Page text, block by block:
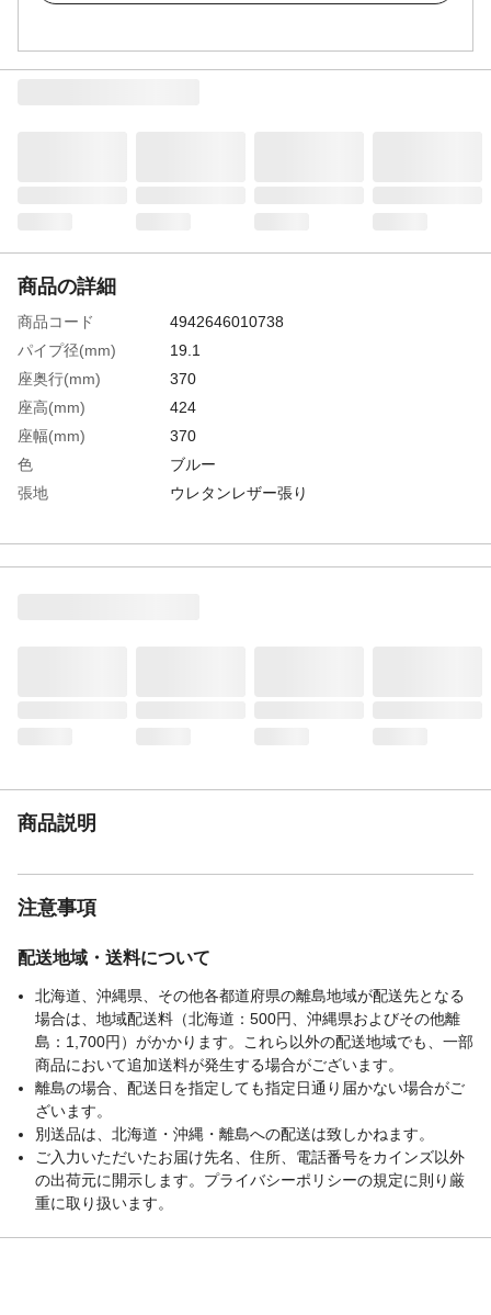
商品の詳細
商品コード
4942646010738
パイプ径(mm)
19.1
座奥行(mm)
370
座高(mm)
424
座幅(mm)
370
色
ブルー
張地
ウレタンレザー張り
重さ
4.400KG
商品説明
注意事項
配送地域・送料について
北海道、沖縄県、その他各都道府県の離島地域が配送先となる
場合は、地域配送料（北海道：500円、沖縄県およびその他離
島：1,700円）がかかります。これら以外の配送地域でも、一部
商品において追加送料が発生する場合がございます。
離島の場合、配送日を指定しても指定日通り届かない場合がご
ざいます。
別送品は、北海道・沖縄・離島への配送は致しかねます。
ご入力いただいたお届け先名、住所、電話番号をカインズ以外
の出荷元に開示します。プライバシーポリシーの規定に則り厳
重に取り扱います。